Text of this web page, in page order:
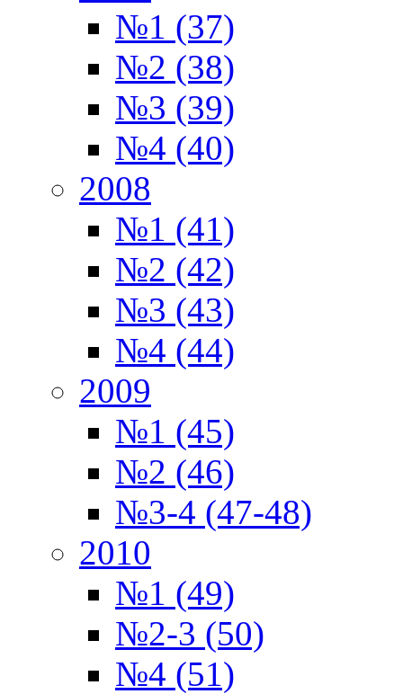
№1 (37)
№2 (38)
№3 (39)
№4 (40)
2008
№1 (41)
№2 (42)
№3 (43)
№4 (44)
2009
№1 (45)
№2 (46)
№3-4 (47-48)
2010
№1 (49)
№2-3 (50)
№4 (51)